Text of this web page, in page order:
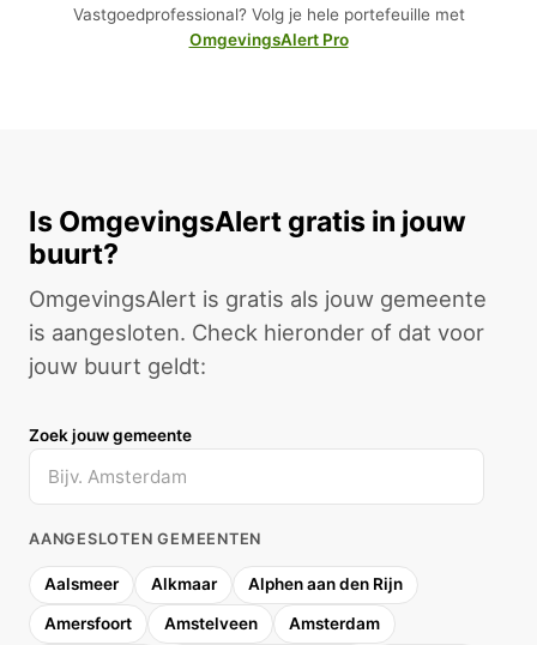
Vastgoedprofessional? Volg je hele portefeuille met
OmgevingsAlert Pro
Is OmgevingsAlert gratis in jouw
buurt?
OmgevingsAlert is gratis als jouw gemeente
is aangesloten. Check hieronder of dat voor
jouw buurt geldt:
Zoek jouw gemeente
AANGESLOTEN GEMEENTEN
Aalsmeer Alkmaar Alphen aan den Rijn
Amersfoort Amstelveen Amsterdam